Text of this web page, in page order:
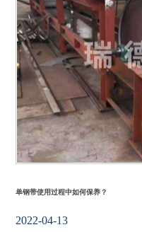
单钢带使用过程中如何保养？
2022-04-13